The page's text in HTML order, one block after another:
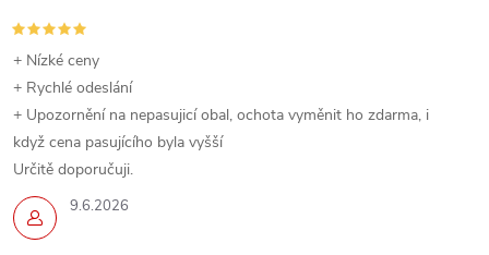
v
k
y
v
ý
9.6.2026
+ Nízké ceny
+ Rychlé odeslání
+ Upozornění na nepasujicí obal, ochota vyměnit ho zdarma, i
když cena pasujícího byla vyšší
Určitě doporučuji.